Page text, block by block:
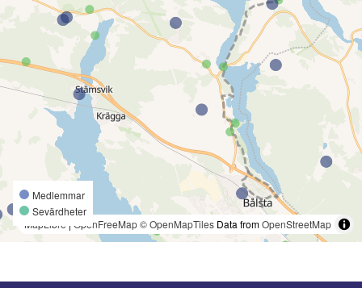
Medlemmar
Sevärdheter
MapLibre | OpenFreeMap© OpenMapTiles Data fromOpenStreetMap